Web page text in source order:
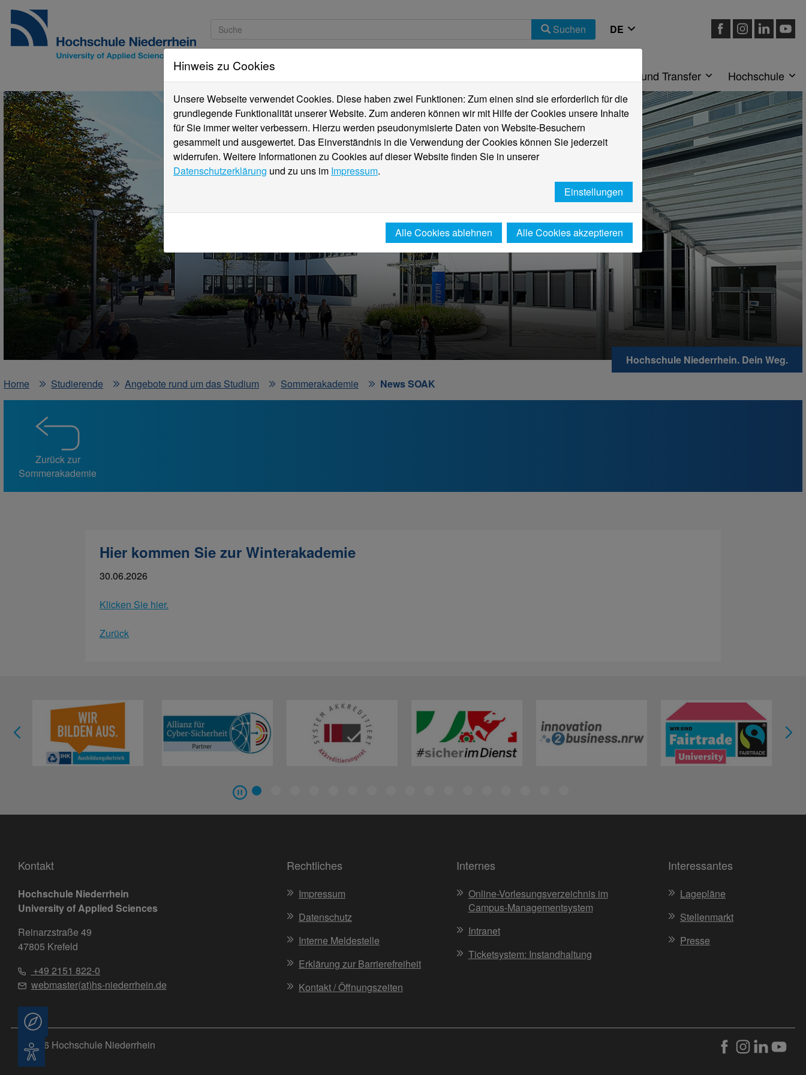
Suchen
Studieninteressierte Forschung und Transfer Hochschule
Hochschule Niederrhein. Dein Weg.
Home
Studierende Angebote rund um das Studium Sommerakademie News SOAK
Zurück zur
Sommerakademie
Hier kommen Sie zur Winterakademie
30.06.2026
Klicken Sie hier.
Zurück
Kontakt
Hochschule Niederrhein
University of Applied Sciences
Reinarzstraße 49
47805 Krefeld
+49 2151 822-0
webmaster(at)hs-niederrhein.de
Rechtliches
Impressum
Datenschutz
Interne Meldestelle
Erklärung zur Barrierefreiheit
Kontakt / Öffnungszeiten
Internes
Online-Vorlesungsverzeichnis im
Campus-Managementsystem
Intranet
Ticketsystem: Instandhaltung
Interessantes
Lagepläne
Stellenmarkt
Presse
© 2026 Hochschule Niederrhein
Barrierefreiheit
Hinweis zu Cookies
Unsere Webseite verwendet Cookies. Diese haben zwei Funktionen: Zum einen sind sie erforderlich für die
grundlegende Funktionalität unserer Website. Zum anderen können wir mit Hilfe der Cookies unsere Inhalte
für Sie immer weiter verbessern. Hierzu werden pseudonymisierte Daten von Website-Besuchern
gesammelt und ausgewertet. Das Einverständnis in die Verwendung der Cookies können Sie jederzeit
widerrufen. Weitere Informationen zu Cookies auf dieser Website finden Sie in unserer
Datenschutzerklärung und zu uns im Impressum.
Einstellungen
Alle Cookies ablehnen Alle Cookies akzeptieren